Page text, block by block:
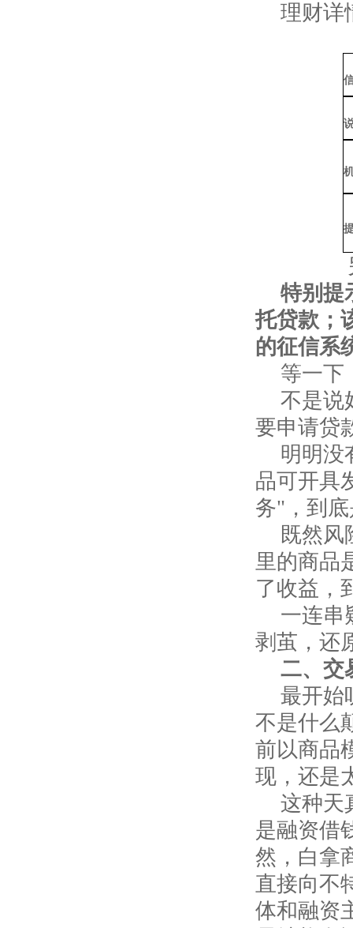
理财详
另外，
特别提
托贷款；
的征信系
等一下
不是说
要申请贷
明明没
品可开具
务"，到
既然风
里的商品
了收益，
一连串
剥茧，还
二、交
最开始
不是什么
前以商品
现，还是
这种天
是融资借
然，白拿
直接向不
体和融资